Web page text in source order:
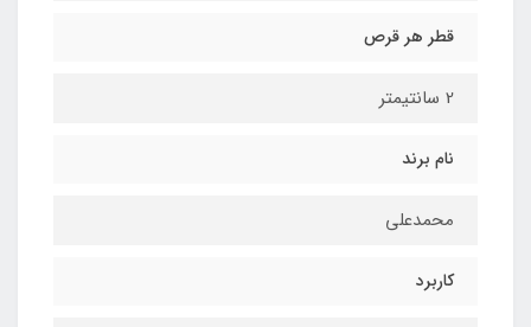
قطر هر قرص
2 سانتیمتر
نام برند
محمدعلی
کاربرد